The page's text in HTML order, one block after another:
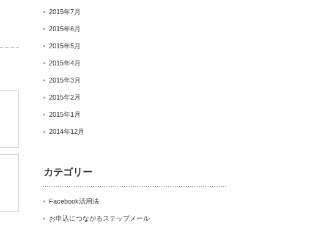
2015年7月
2015年6月
2015年5月
2015年4月
2015年3月
2015年2月
2015年1月
2014年12月
カテゴリー
Facebook活用法
お申込につながるステップメール